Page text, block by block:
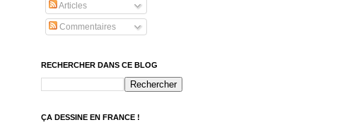
Articles
Commentaires
RECHERCHER DANS CE BLOG
ÇA DESSINE EN FRANCE !